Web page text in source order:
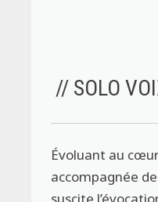
// SOLO
Évoluant au
accompagnée
suscite